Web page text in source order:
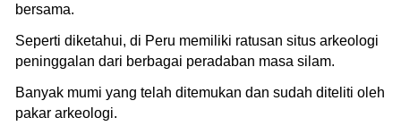
bersama.
Seperti diketahui, di Peru memiliki ratusan situs arkeologi
peninggalan dari berbagai peradaban masa silam.
Banyak mumi yang telah ditemukan dan sudah diteliti oleh
pakar arkeologi.